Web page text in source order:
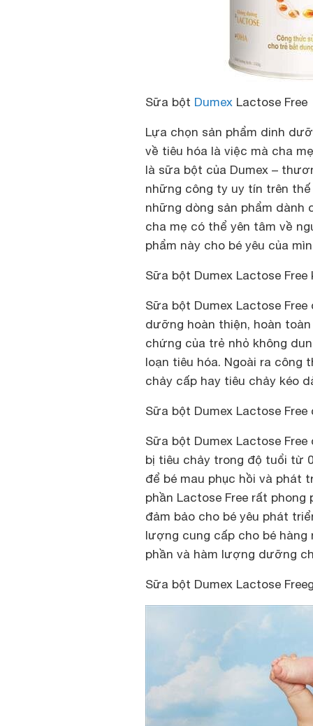
Sữa bột Dumex Lactose Free
Lựa chọn sản phẩm dinh
về tiêu hóa là việc mà cha
là sữa bột của Dumex –
những công ty uy tín trên
những dòng sản phẩm dành
cha mẹ có thể yên tâm về
phẩm này cho bé yêu của
Sữa bột Dumex Lactose
Sữa bột Dumex Lactose
dưỡng hoàn thiện, hoàn
chứng của trẻ nhỏ không
loạn tiêu hóa. Ngoài ra công
chảy cấp hay tiêu chảy kéo
Sữa bột Dumex Lactose
Sữa bột Dumex Lactose
bị tiêu chảy trong độ tuổi từ
để bé mau phục hồi và phát
phần Lactose Free rất
đảm bảo cho bé yêu phát
lượng cung cấp cho bé
phần và hàm lượng dưỡng
Sữa bột Dumex Lactose